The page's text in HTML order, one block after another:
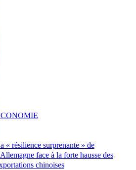
« résilience surprenante » de
face à la forte hausse des
chinoises